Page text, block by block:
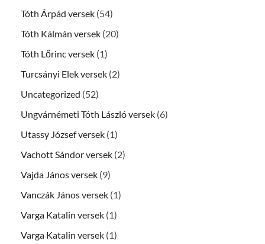
Tóth Árpád versek (54)
Tóth Kálmán versek (20)
Tóth Lőrinc versek (1)
Turcsányi Elek versek (2)
Uncategorized (52)
Ungvárnémeti Tóth László versek (6)
Utassy József versek (1)
Vachott Sándor versek (2)
Vajda János versek (9)
Vanczák János versek (1)
Varga Katalin versek (1)
Varga Katalin versek (1)